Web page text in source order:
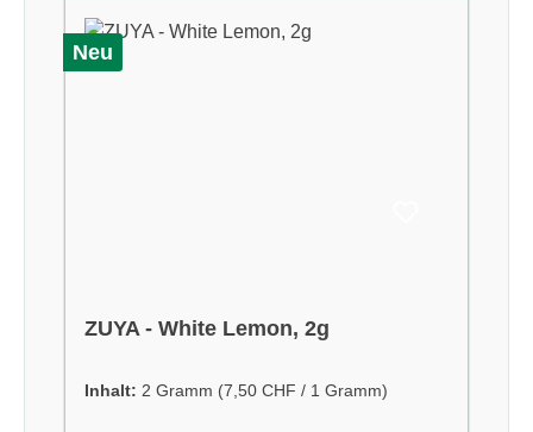
Neu
ZUYA - White Lemon, 2g
Inhalt: 2 Gramm (7,50 CHF / 1 Gramm)